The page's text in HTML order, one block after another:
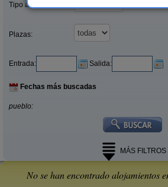
Tipo alquiler:
Plazas:
Entrada: Salida:
Fechas más buscadas
pueblo:
MÁS FILTROS
No se han encontrado alojamientos